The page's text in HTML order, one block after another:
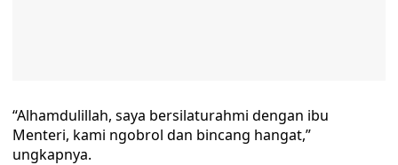
“Alhamdulillah, saya bersilaturahmi dengan ibu
Menteri, kami ngobrol dan bincang hangat,”
ungkapnya.